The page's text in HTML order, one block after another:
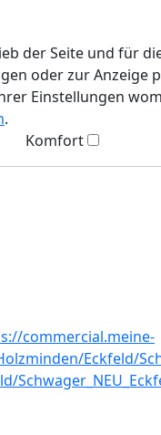
der Seite und für
oder zur Anzeige
Einstellungen
.
Komfort